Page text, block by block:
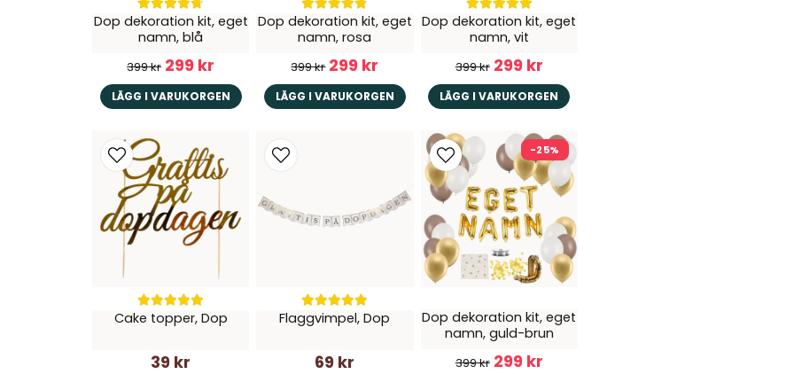
Dop dekoration kit, eget
namn, blå
399 kr 299 kr
LÄGG I VARUKORGEN
Dop dekoration kit, eget
namn, rosa
399 kr 299 kr
LÄGG I VARUKORGEN
Dop dekoration kit, eget
namn, vit
399 kr 299 kr
LÄGG I VARUKORGEN
Cake topper, Dop
39 kr
Flaggvimpel, Dop
69 kr
Dop dekoration kit, eget
namn, guld-brun
399 kr 299 kr
-25%